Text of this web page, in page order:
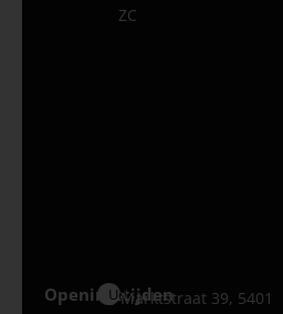
ZC
Openingstijden
Uden
Marktstraat 39, 5401